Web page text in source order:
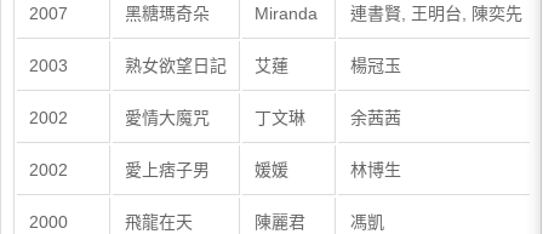
2007 黑糖瑪奇朵 Miranda 連書賢, 王明台, 陳奕先
2003 熟女欲望日記 艾蓮 楊冠玉
2002 愛情大魔咒 丁文琳 余茜茜
2002 愛上痞子男 媛媛 林博生
2000 飛龍在天 陳麗君 馮凱